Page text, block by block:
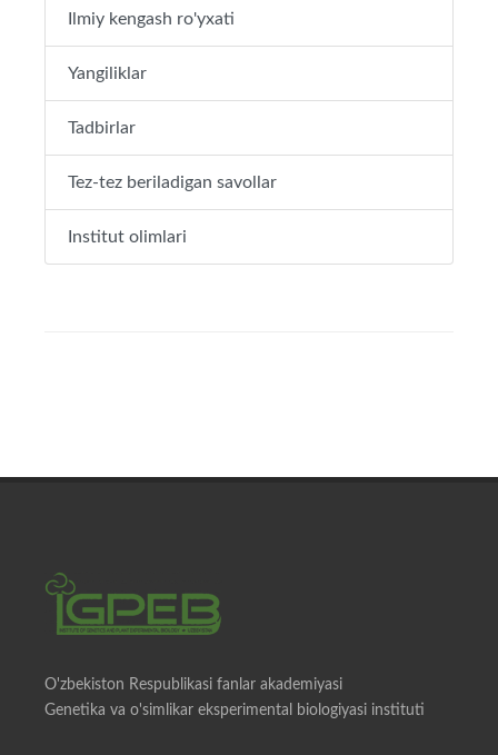
Ilmiy kengash ro'yxati
Yangiliklar
Tadbirlar
Tez-tez beriladigan savollar
Institut olimlari
O'zbekiston Respublikasi fanlar akademiyasi
Genetika va o'simlikar eksperimental biologiyasi instituti